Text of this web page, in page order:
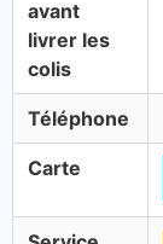
avant
livrer les
colis
Téléphone
Carte